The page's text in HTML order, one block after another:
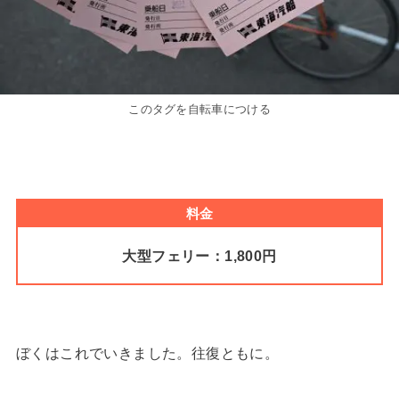
このタグを自転車につける
料金
大型フェリー：1,800円
ぼくはこれでいきました。往復ともに。